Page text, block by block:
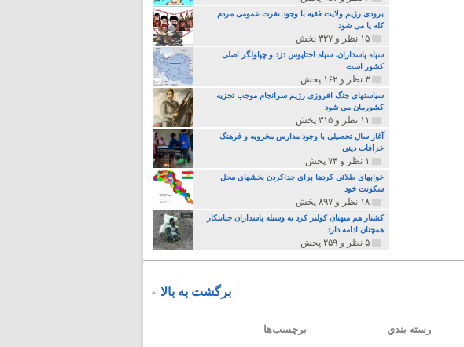
بزودی رژیم ولایت فقیه با وجود نفرت عمومی مردم
کله پا می شود
۱۵ نظر و ۳۲۷ پخش
سپاه پاسداران، سپاه اختاپوس دزد و چپاولگر اصلی
کشور است
۳ نظر و ۱۶۲ پخش
سیاستهای جنگ افروزی رژیم سرانجام موجب تجزیه
کشورمان می شود
۱۱ نظر و ۳۱۵ پخش
آغاز سال تحصیلی با وجود مدارس مخروبه و فرهنگ
خرافات دینی
۱ نظر و ۷۴ پخش
خوابهای طلائی کردها برای جداکردن بخشهای محل
سکونت خود
۱۸ نظر و ۸۹۷ پخش
کشتار هم میهنان کولبر کرد به وسیله پاسداران جنایتکار
همچنان ادامه دارد
۵ نظر و ۲۵۹ پخش
برگشت به بالا
رسته بندي برچسب‌ها